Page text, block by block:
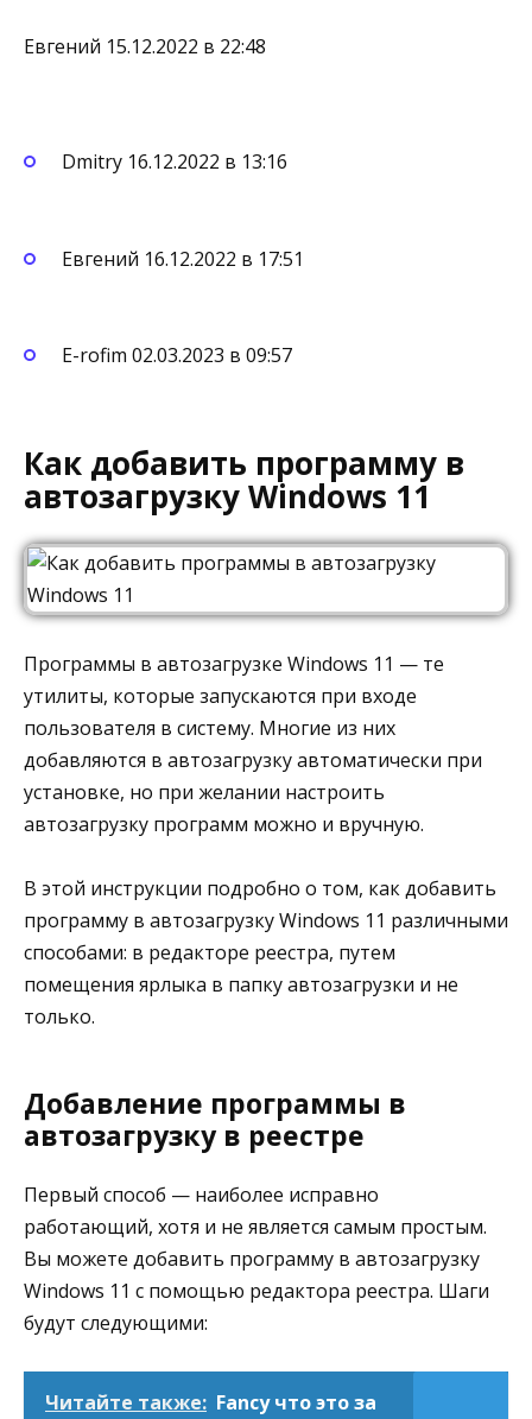
Евгений 15.12.2022 в 22:48
Dmitry 16.12.2022 в 13:16
Евгений 16.12.2022 в 17:51
E-rofim 02.03.2023 в 09:57
Как добавить программу в
автозагрузку Windows 11
Программы в автозагрузке Windows 11 — те
утилиты, которые запускаются при входе
пользователя в систему. Многие из них
добавляются в автозагрузку автоматически при
установке, но при желании настроить
автозагрузку программ можно и вручную.
В этой инструкции подробно о том, как добавить
программу в автозагрузку Windows 11 различными
способами: в редакторе реестра, путем
помещения ярлыка в папку автозагрузки и не
только.
Добавление программы в
автозагрузку в реестре
Первый способ — наиболее исправно
работающий, хотя и не является самым простым.
Вы можете добавить программу в автозагрузку
Windows 11 с помощью редактора реестра. Шаги
будут следующими:
Читайте также: Fancy что это за